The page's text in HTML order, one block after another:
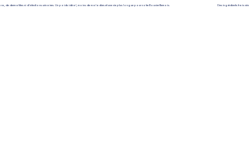
de dermatites ni d’infections urinaires. Un poids idéal, moins de maladies et une vie plus longue pour votre Bouvier Bernois. Des ingrédients frais